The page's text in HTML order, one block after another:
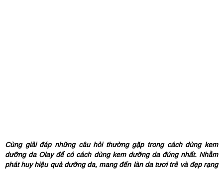
Cùng giải đáp những câu hỏi thường gặp trong cách dùng kem
dưỡng da Olay để có cách dùng kem dưỡng da đúng nhất. Nhằm
phát huy hiệu quả dưỡng da, mang đến làn da tươi trẻ và đẹp rạng